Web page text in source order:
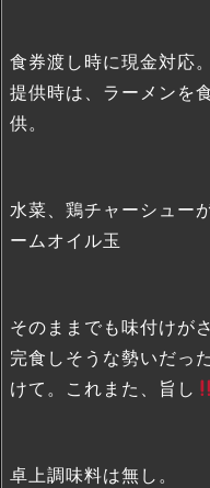
食券渡し時に現金対応。
提供時は、ラーメンを
供。
水菜、鶏チャーシュー
ームオイル玉
そのままでも味付けが
完食しそうな勢いだっ
けて。これまた、旨し
卓上調味料は無し。